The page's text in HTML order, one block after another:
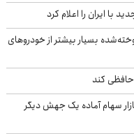
با ایران را اعلام کرد
بسیار بیشتر از خودروهای
کند
بورس فردا شنبه ۱۷ مرداد ۱۴۰۵/ بازار سهام آماده یک جهش دیگر